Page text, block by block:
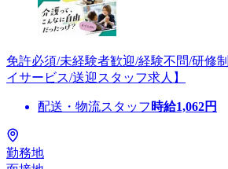
免許必須/未経験者歓迎/経験不問/研修
イサービス/送迎スタッフ求人】
配送・物流スタッフ 時給1,062円
勤務地